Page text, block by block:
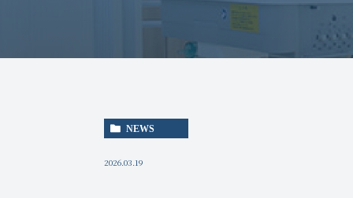
NEWS
2026.03.19